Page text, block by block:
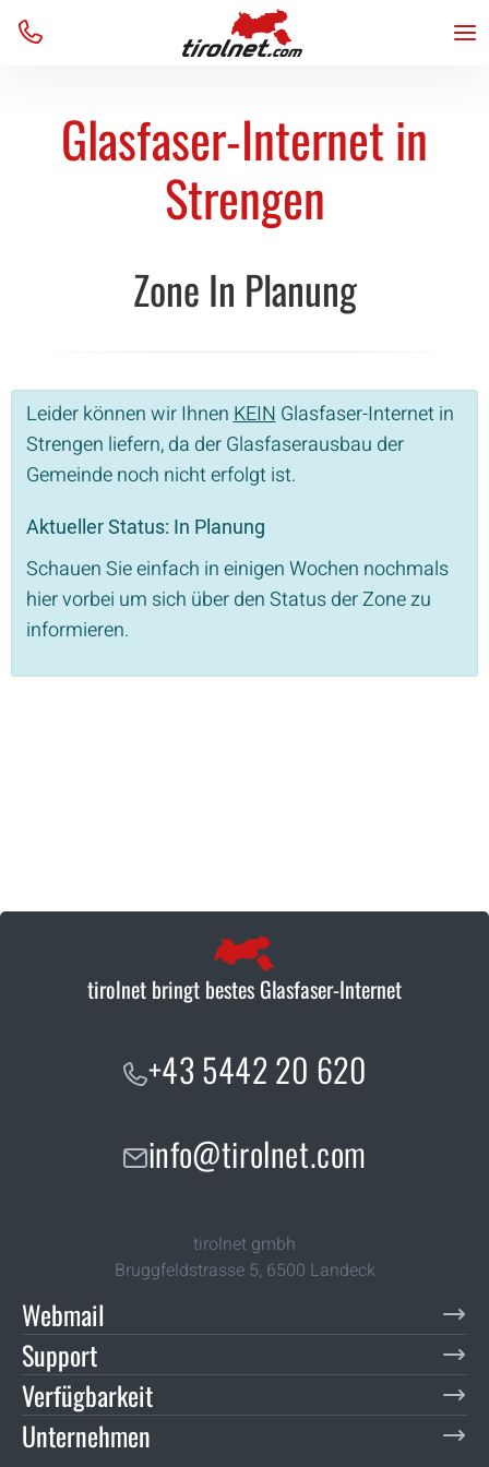
Menu
TV
Verfügbarkeit
Support
TV
Verfügbarkeit
Support
Über uns
Team
AGB
Blog
Glasfaser-Internet in
Strengen
Zone In Planung
Leider können wir IhnenKEINGlasfaser-Internet in
Strengen liefern, da der Glasfaserausbau der
Gemeinde noch nicht erfolgt ist.
Aktueller Status: In Planung
Schauen Sie einfach in einigen Wochen nochmals
hier vorbei um sich über den Status der Zone zu
informieren.
tirolnet bringt bestes Glasfaser-Internet
+43 5442 20 620
info@tirolnet.com
tirolnet gmbh
Bruggfeldstrasse 5, 6500 Landeck
Webmail
Support
Verfügbarkeit
Unternehmen